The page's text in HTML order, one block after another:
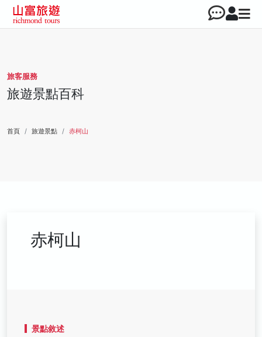
旅客服務
旅遊景點百科
首頁 旅遊景點 赤柯山
赤柯山
景點敘述